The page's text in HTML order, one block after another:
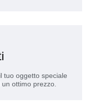
tuo oggetto speciale
ottimo prezzo.